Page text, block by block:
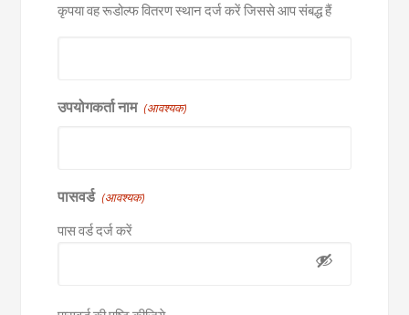
कृपया वह रूडोल्फ वितरण स्थान दर्ज करें जिससे आप संबद्ध हैं
उपयोगकर्ता नाम (आवश्यक)
पासवर्ड (आवश्यक)
पास वर्ड दर्ज करें